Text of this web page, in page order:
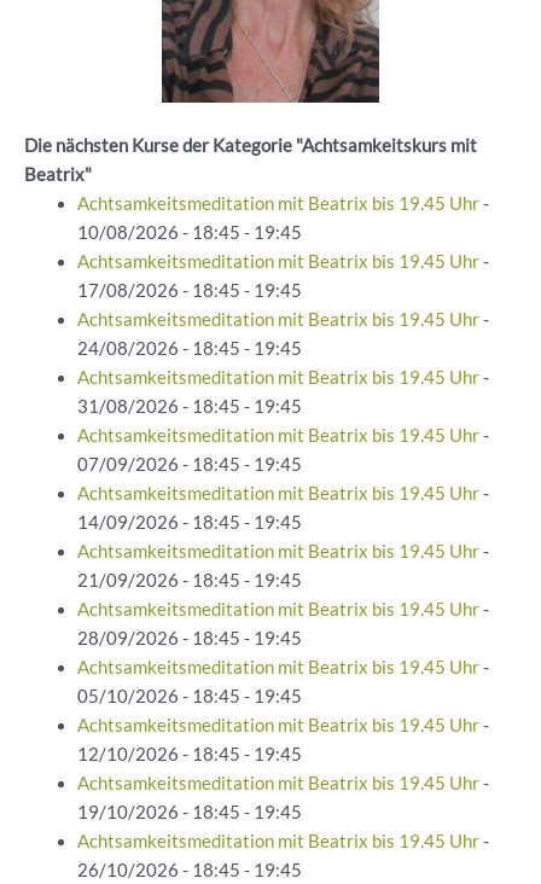
Die nächsten Kurse der Kategorie "Achtsamkeitskurs mit
Beatrix"
Achtsamkeitsmeditation mit Beatrix bis 19.45 Uhr-
10/08/2026 - 18:45 - 19:45
Achtsamkeitsmeditation mit Beatrix bis 19.45 Uhr-
17/08/2026 - 18:45 - 19:45
Achtsamkeitsmeditation mit Beatrix bis 19.45 Uhr-
24/08/2026 - 18:45 - 19:45
Achtsamkeitsmeditation mit Beatrix bis 19.45 Uhr-
31/08/2026 - 18:45 - 19:45
Achtsamkeitsmeditation mit Beatrix bis 19.45 Uhr-
07/09/2026 - 18:45 - 19:45
Achtsamkeitsmeditation mit Beatrix bis 19.45 Uhr-
14/09/2026 - 18:45 - 19:45
Achtsamkeitsmeditation mit Beatrix bis 19.45 Uhr-
21/09/2026 - 18:45 - 19:45
Achtsamkeitsmeditation mit Beatrix bis 19.45 Uhr-
28/09/2026 - 18:45 - 19:45
Achtsamkeitsmeditation mit Beatrix bis 19.45 Uhr-
05/10/2026 - 18:45 - 19:45
Achtsamkeitsmeditation mit Beatrix bis 19.45 Uhr-
12/10/2026 - 18:45 - 19:45
Achtsamkeitsmeditation mit Beatrix bis 19.45 Uhr-
19/10/2026 - 18:45 - 19:45
Achtsamkeitsmeditation mit Beatrix bis 19.45 Uhr-
26/10/2026 - 18:45 - 19:45